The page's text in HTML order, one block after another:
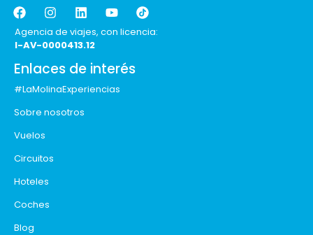
Agencia de viajes, con licencia:
I-AV-0000413.12
Enlaces de interés
#LaMolinaExperiencias
Sobre nosotros
Vuelos
Circuitos
Hoteles
Coches
Blog